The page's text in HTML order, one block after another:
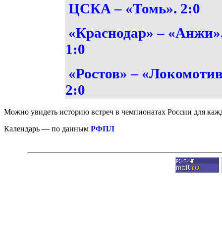
ЦСКА – «Томь». 2:0
«Краснодар» –
1:0
«Ростов» –
2:0
Можно увидеть историю встреч в чемпионатах России для
Календарь — по данным РФПЛ